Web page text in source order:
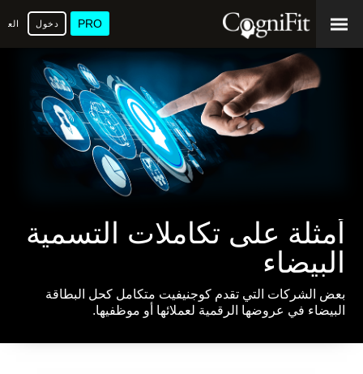
PRO دخول
أمثلة على تكاملات التسمية
البيضاء
بعض الشركات التي تقدم كوجنيفيت متكامل كحل البطاقة
البيضاء في عروضها الرقمية لعملائها أو موظفيها.